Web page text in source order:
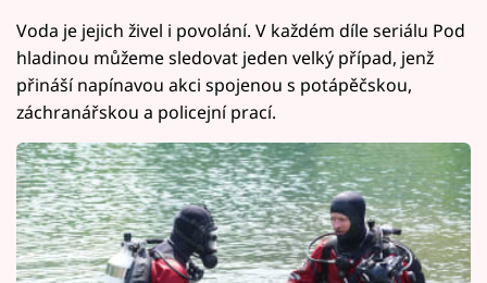
Voda je jejich živel i povolání. V každém díle seriálu Pod
hladinou můžeme sledovat jeden velký případ, jenž
přináší napínavou akci spojenou s potápěčskou,
záchranářskou a policejní prací.